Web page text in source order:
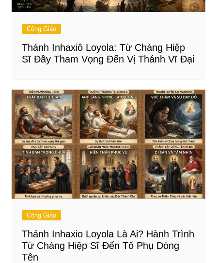
Công Giáo
Thánh Inhaxiô Loyola: Từ Chàng Hiệp
Sĩ Đầy Tham Vọng Đến Vị Thánh Vĩ Đại
Công Giáo
Thánh Inhaxio Loyola Là Ai? Hành Trình
Từ Chàng Hiệp Sĩ Đến Tổ Phụ Dòng
Tên